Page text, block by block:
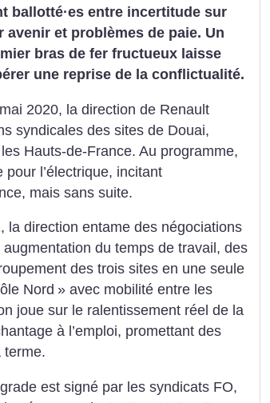
ballotté·es entre incertitude sur
avenir et problèmes de paie. Un
bras de fer fructueux laisse
une reprise de la conflictualité.
2020, la direction de Renault
syndicales des sites de Douai,
Hauts-de-France. Au programme,
l’électrique, incitant
mais sans suite.
la direction entame des négociations
du temps de travail, des
des trois sites en une seule
Nord » avec mobilité entre les
joue sur le ralentissement réel de la
à l’emploi, promettant des
terme.
est signé par les syndicats FO,